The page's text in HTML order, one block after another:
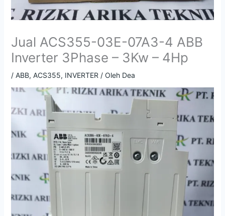
Jual ACS355-03E-07A3-4 ABB
Inverter 3Phase – 3Kw – 4Hp
/ ABB, ACS355, INVERTER / Oleh Dea